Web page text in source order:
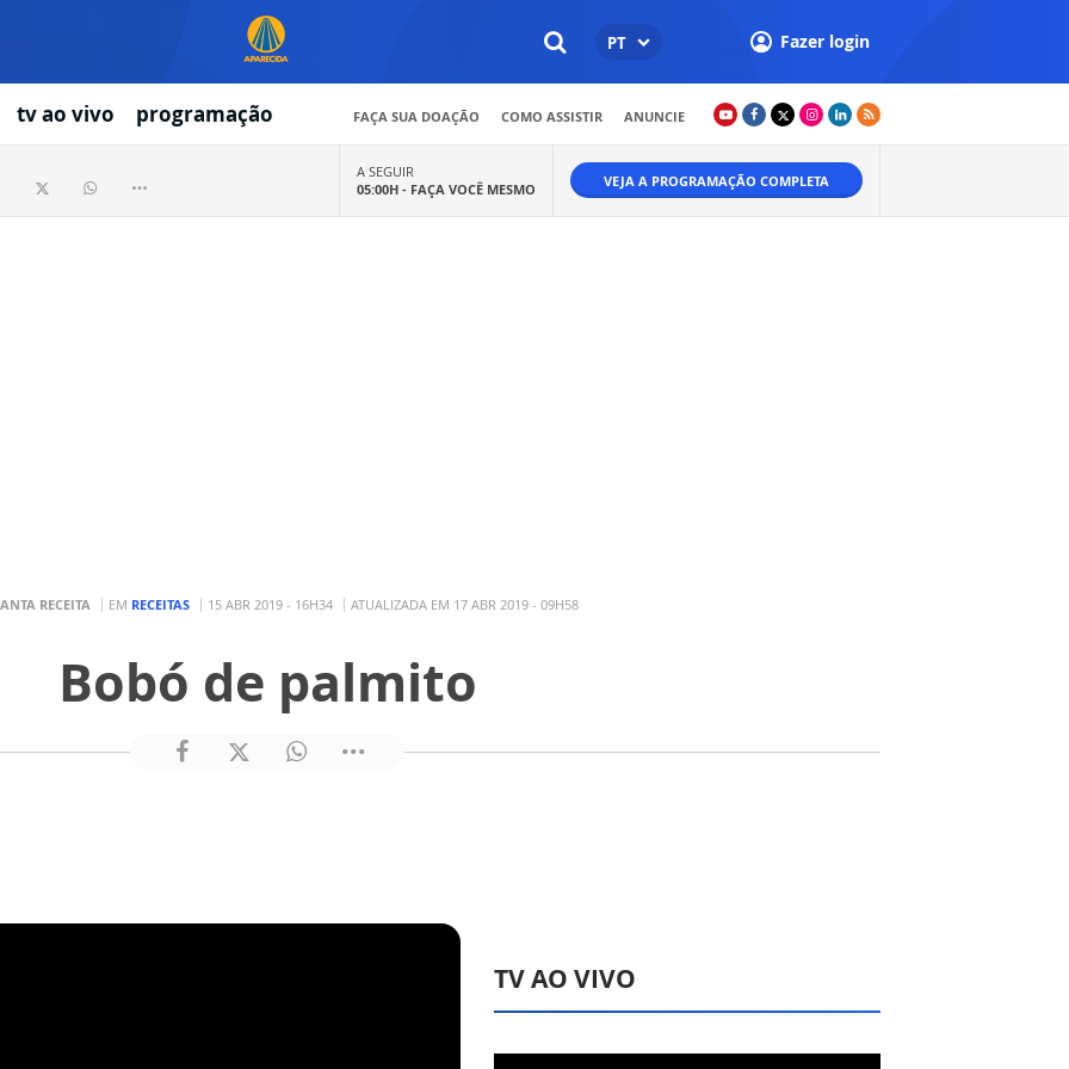
PT Fazer login
tv ao vivo programação FAÇA SUA DOAÇÃO COMO ASSISTIR ANUNCIE
A SEGUIR
05:00H - FAÇA VOCÊ MESMO VEJA A PROGRAMAÇÃO COMPLETA
RECEITA EM RECEITAS 15 ABR 2019 - 16H34 ATUALIZADA EM 17 ABR 2019 - 09H58
Bobó de palmito
TV AO VIVO